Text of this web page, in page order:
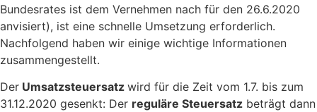
Bundesrates ist dem Vernehmen nach für den 26.6.2020
anvisiert), ist eine schnelle Umsetzung erforderlich.
Nachfolgend haben wir einige wichtige Informationen
zusammengestellt.
Der Umsatzsteuersatz wird für die Zeit vom 1.7. bis zum
31.12.2020 gesenkt: Der reguläre Steuersatz beträgt dann